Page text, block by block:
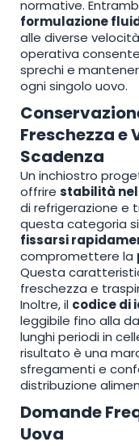
normative.
formulazione
alle diverse
operativa
sprechi e
ogni singolo uovo.
Freschezza e
Scadenza
Un inchiostro
offrire stabilità
di refrigerazione e
questa categoria
fissarsi
compromettere la
Questa
freschezza e
Inoltre, il codice di
leggibile fino alla
lunghi periodi in
risultato è una
sfregamenti e
distribuzione
Domande
Uova